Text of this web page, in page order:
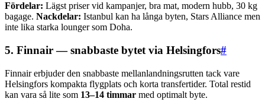
Fördelar: Lägst priser vid kampanjer, bra mat, modern hubb, 30 kg
bagage. Nackdelar: Istanbul kan ha långa byten, Stars Alliance men
inte lika starka lounger som Doha.
5. Finnair — snabbaste bytet via Helsingfors#
Finnair erbjuder den snabbaste mellanlandningsrutten tack vare
Helsingfors kompakta flygplats och korta transfertider. Total restid
kan vara så lite som 13–14 timmar med optimalt byte.